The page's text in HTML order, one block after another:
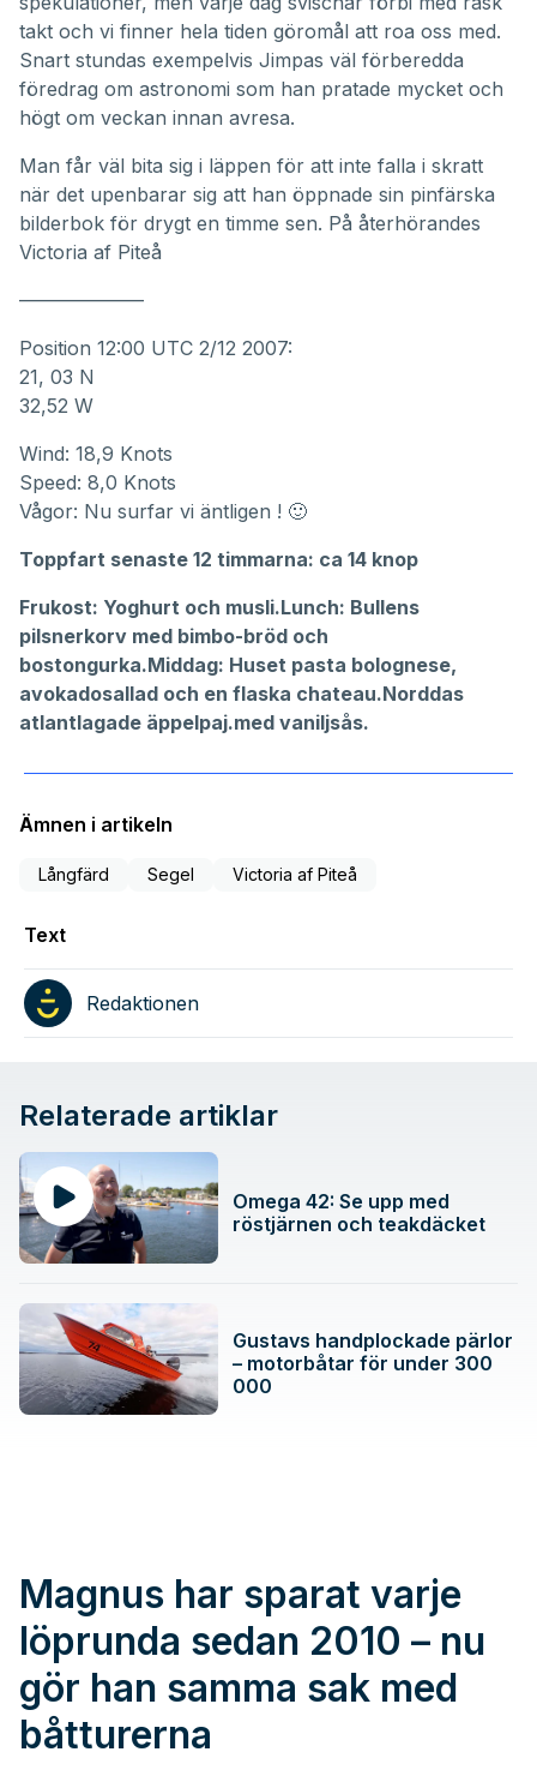
takt och vi finner hela tiden göromål att roa oss med.
Snart stundas exempelvis Jimpas väl förberedda
föredrag om astronomi som han pratade mycket och
högt om veckan innan avresa.
Man får väl bita sig i läppen för att inte falla i skratt
när det upenbarar sig att han öppnade sin pinfärska
bilderbok för drygt en timme sen. På återhörandes
Victoria af Piteå
——————–
Position 12:00 UTC 2/12 2007:
21, 03 N
32,52 W
Wind: 18,9 Knots
Speed: 8,0 Knots
Vågor: Nu surfar vi äntligen ! 🙂
Toppfart senaste 12 timmarna: ca 14 knop
Frukost: Yoghurt och musli.Lunch: Bullens
pilsnerkorv med bimbo-bröd och
bostongurka.Middag: Huset pasta bolognese,
avokadosallad och en flaska chateau.Norddas
atlantlagade äppelpaj.med vaniljsås.
Ämnen i artikeln
Långfärd Segel Victoria af Piteå
Text
Redaktionen
Relaterade artiklar
Omega 42: Se upp med
röstjärnen och teakdäcket
Gustavs handplockade pärlor
– motorbåtar för under 300
000
Magnus har sparat varje
löprunda sedan 2010 – nu
gör han samma sak med
båtturerna